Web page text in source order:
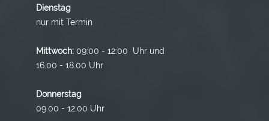
Dienstag
nur mit Termin
Mittwoch: 09:00 - 12:00 Uhr und
16.00 - 18.00 Uhr
Donnerstag
09:00 - 12:00 Uhr